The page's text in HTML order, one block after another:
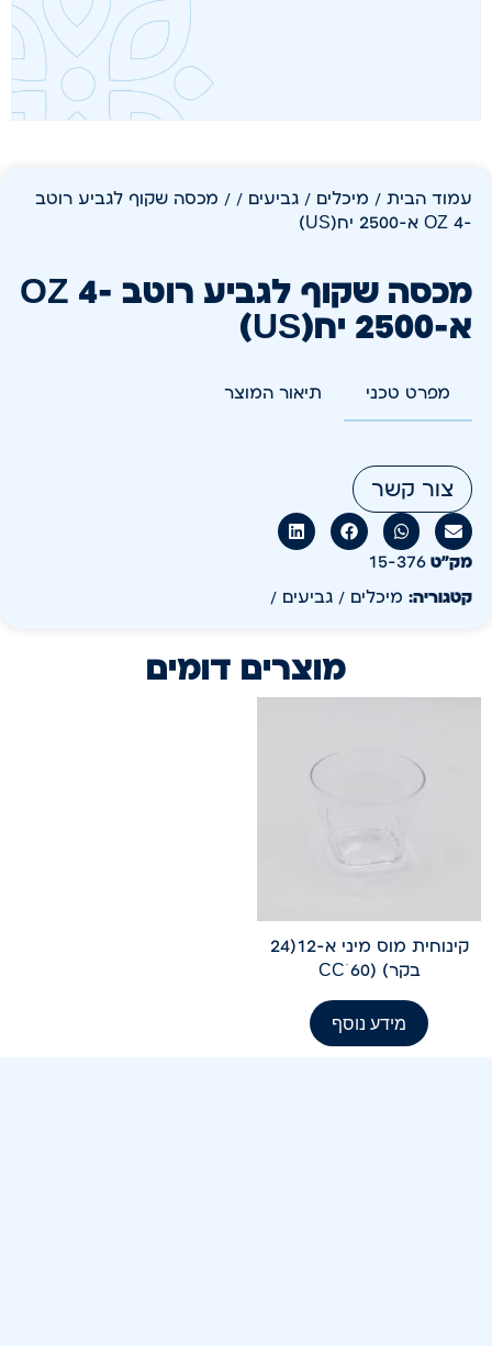
עמוד הבית / מיכלים / גביעים / / מכסה שקוף לגביע רוטב
-4 OZ א-2500 יח(US)
מכסה שקוף לגביע רוטב -4 OZ
א-2500 יח(US)
מפרט טכני תיאור המוצר
צור קשר
מק״ט 15-376
קטגוריה: מיכלים / גביעים /
מוצרים דומים
קינוחית מוס מיני א-12(24
בקר) (60 CCׂ
מידע נוסף